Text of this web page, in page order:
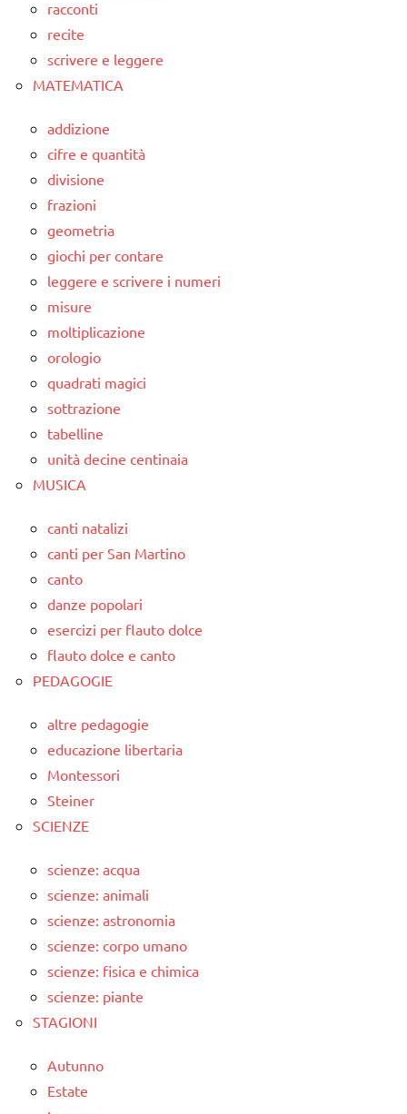
racconti
recite
scrivere e leggere
MATEMATICA
addizione
cifre e quantità
divisione
frazioni
geometria
giochi per contare
leggere e scrivere i numeri
misure
moltiplicazione
orologio
quadrati magici
sottrazione
tabelline
unità decine centinaia
MUSICA
canti natalizi
canti per San Martino
canto
danze popolari
esercizi per flauto dolce
flauto dolce e canto
PEDAGOGIE
altre pedagogie
educazione libertaria
Montessori
Steiner
SCIENZE
scienze: acqua
scienze: animali
scienze: astronomia
scienze: corpo umano
scienze: fisica e chimica
scienze: piante
STAGIONI
Autunno
Estate